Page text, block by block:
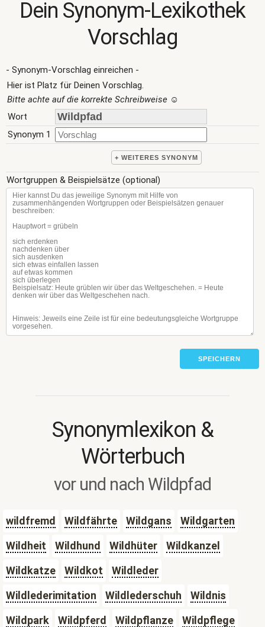
Dein Synonym-Lexikothek
Vorschlag
- Synonym-Vorschlag einreichen -
Hier ist Platz für Deinen Vorschlag.
Bitte achte auf die korrekte Schreibweise ☺
Wort
Synonym 1
+ WEITERES SYNONYM
Wortgruppen & Beispielsätze (optional)
SPEICHERN
Synonymlexikon &
Wörterbuch
vor und nach Wildpfad
wildfremd Wildfährte Wildgans
Wildgarten
Wildheit
Wildhund Wildhüter
Wildkanzel
Wildkatze
Wildkot
Wildleder
Wildlederimitation
Wildlederschuh
Wildnis
Wildpark
Wildpferd Wildpflanze
Wildpflege